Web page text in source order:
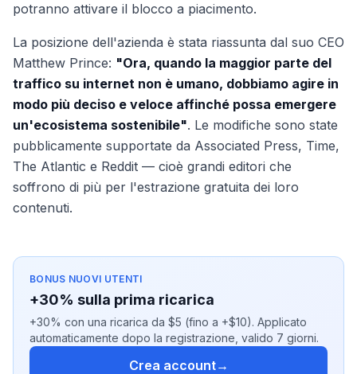
potranno attivare il blocco a piacimento.
La posizione dell'azienda è stata riassunta dal suo CEO
Matthew Prince: "Ora, quando la maggior parte del
traffico su internet non è umano, dobbiamo agire in
modo più deciso e veloce affinché possa emergere
un'ecosistema sostenibile". Le modifiche sono state
pubblicamente supportate da Associated Press, Time,
The Atlantic e Reddit — cioè grandi editori che
soffrono di più per l'estrazione gratuita dei loro
contenuti.
BONUS NUOVI UTENTI
+30% sulla prima ricarica
+30% con una ricarica da $5 (fino a +$10). Applicato
automaticamente dopo la registrazione, valido 7 giorni.
Crea account→